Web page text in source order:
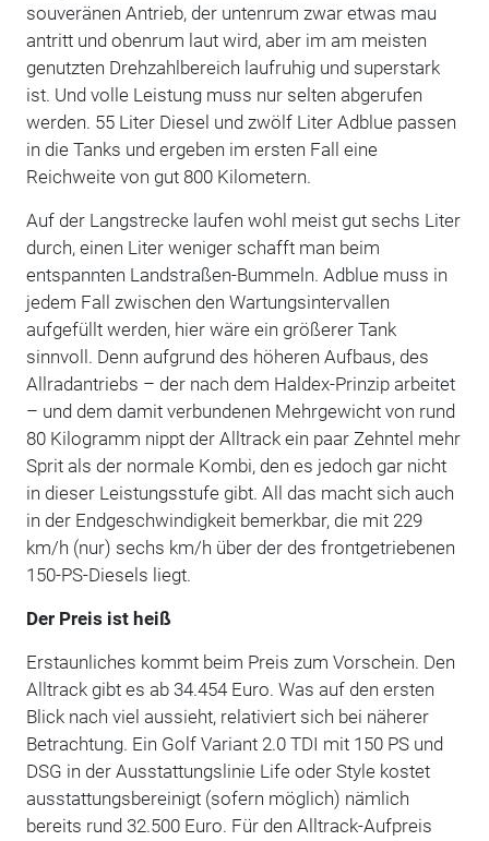
souveränen Antrieb, der untenrum zwar etwas mau
antritt und obenrum laut wird, aber im am meisten
genutzten Drehzahlbereich laufruhig und superstark
ist. Und volle Leistung muss nur selten abgerufen
werden. 55 Liter Diesel und zwölf Liter Adblue passen
in die Tanks und ergeben im ersten Fall eine
Reichweite von gut 800 Kilometern.
Auf der Langstrecke laufen wohl meist gut sechs Liter
durch, einen Liter weniger schafft man beim
entspannten Landstraßen-Bummeln. Adblue muss in
jedem Fall zwischen den Wartungsintervallen
aufgefüllt werden, hier wäre ein größerer Tank
sinnvoll. Denn aufgrund des höheren Aufbaus, des
Allradantriebs – der nach dem Haldex-Prinzip arbeitet
– und dem damit verbundenen Mehrgewicht von rund
80 Kilogramm nippt der Alltrack ein paar Zehntel mehr
Sprit als der normale Kombi, den es jedoch gar nicht
in dieser Leistungsstufe gibt. All das macht sich auch
in der Endgeschwindigkeit bemerkbar, die mit 229
km/h (nur) sechs km/h über der des frontgetriebenen
150-PS-Diesels liegt.
Der Preis ist heiß
Erstaunliches kommt beim Preis zum Vorschein. Den
Alltrack gibt es ab 34.454 Euro. Was auf den ersten
Blick nach viel aussieht, relativiert sich bei näherer
Betrachtung. Ein Golf Variant 2.0 TDI mit 150 PS und
DSG in der Ausstattungslinie Life oder Style kostet
ausstattungsbereinigt (sofern möglich) nämlich
bereits rund 32.500 Euro. Für den Alltrack-Aufpreis